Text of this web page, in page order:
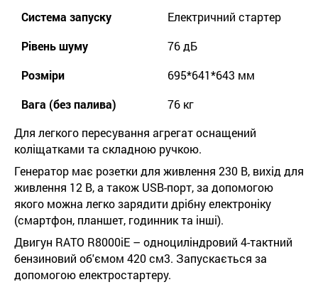
Система запуску
Електричний стартер
Рівень шуму
76 дБ
Розміри
695*641*643 мм
Вага (без палива)
76 кг
Для легкого пересування агрегат оснащений
коліщатками та складною ручкою.
Генератор має розетки для живлення 230 В, вихід для
живлення 12 В, а також USB-порт, за допомогою
якого можна легко зарядити дрібну електроніку
(смартфон, планшет, годинник та інші).
Двигун RATO R8000iE – одноциліндровий 4-тактний
бензиновий об'ємом 420 см3. Запускається за
допомогою електростартеру.